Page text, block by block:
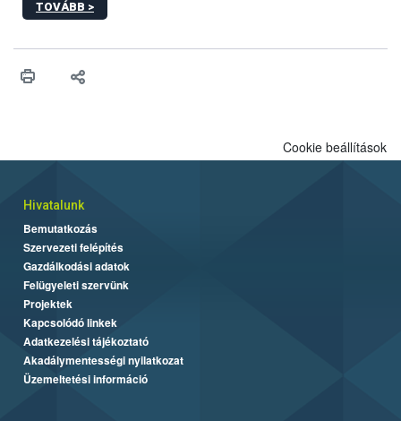
egészen a vesszőérettség (BBCH 91) stádiumáig
érésű szőlőkben is legyen lehetőség a károsító elleni további
felhasználók számára is elérhető és ökológiai termesztésben is
TOVÁBB >
Cookie beállítások
Hivatalunk
Bemutatkozás
Szervezeti felépítés
Gazdálkodási adatok
Felügyeleti szervünk
Projektek
Kapcsolódó linkek
Adatkezelési tájékoztató
Akadálymentességi nyilatkozat
Üzemeltetési információ